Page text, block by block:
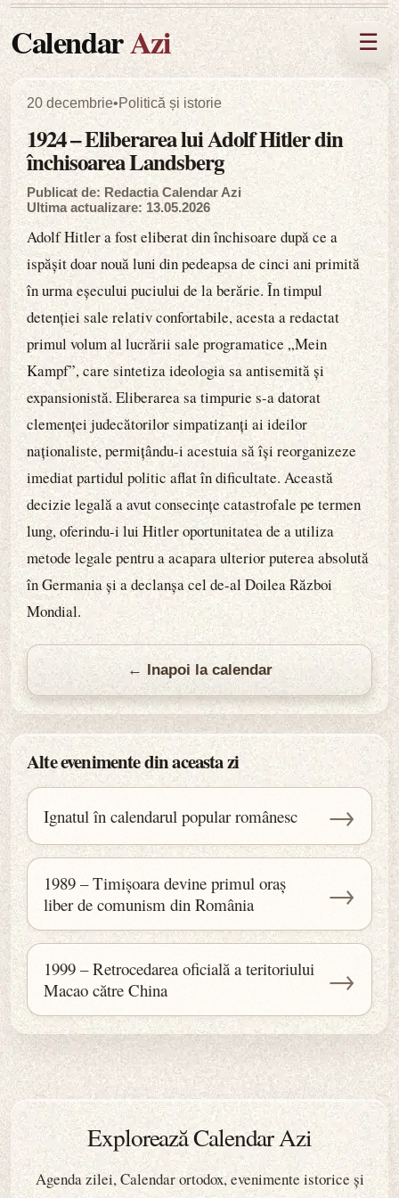
CalendarAzi ☰
20 decembrie•Politică și istorie
1924 – Eliberarea lui Adolf Hitler din
închisoarea Landsberg
Publicat de: Redactia Calendar Azi
Ultima actualizare: 13.05.2026
Adolf Hitler a fost eliberat din închisoare după ce a
ispășit doar nouă luni din pedeapsa de cinci ani primită
în urma eșecului puciului de la berărie. În timpul
detenției sale relativ confortabile, acesta a redactat
primul volum al lucrării sale programatice „Mein
Kampf”, care sintetiza ideologia sa antisemită și
expansionistă. Eliberarea sa timpurie s-a datorat
clemenței judecătorilor simpatizanți ai ideilor
naționaliste, permițându-i acestuia să își reorganizeze
imediat partidul politic aflat în dificultate. Această
decizie legală a avut consecințe catastrofale pe termen
lung, oferindu-i lui Hitler oportunitatea de a utiliza
metode legale pentru a acapara ulterior puterea absolută
în Germania și a declanșa cel de-al Doilea Război
Mondial.
← Inapoi la calendar
Alte evenimente din aceasta zi
Ignatul în calendarul popular românesc →
1989 – Timișoara devine primul oraș
liber de comunism din România
→
1999 – Retrocedarea oficială a teritoriului
Macao către China
→
Explorează Calendar Azi
Agenda zilei, Calendar ortodox, evenimente istorice și